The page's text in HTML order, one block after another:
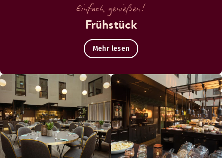
Einfach genießen!
Frühstück
Mehr lesen